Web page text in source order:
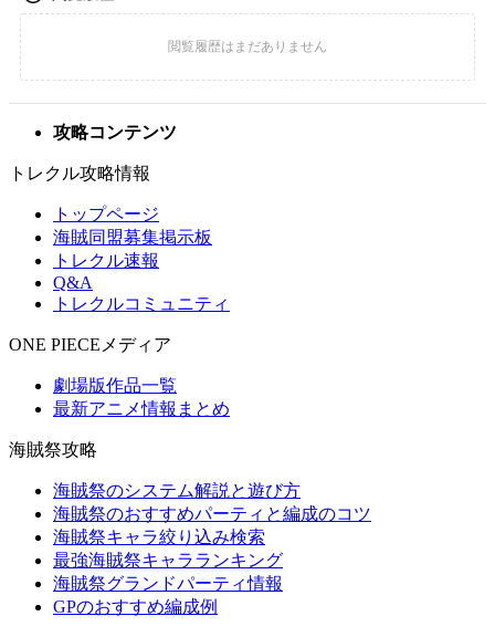
攻略コンテンツ
トレクル攻略情報
トップページ
海賊同盟募集掲示板
トレクル速報
Q&A
トレクルコミュニティ
ONE PIECEメディア
劇場版作品一覧
最新アニメ情報まとめ
海賊祭攻略
海賊祭のシステム解説と遊び方
海賊祭のおすすめパーティと編成のコツ
海賊祭キャラ絞り込み検索
最強海賊祭キャラランキング
海賊祭グランドパーティ情報
GPのおすすめ編成例